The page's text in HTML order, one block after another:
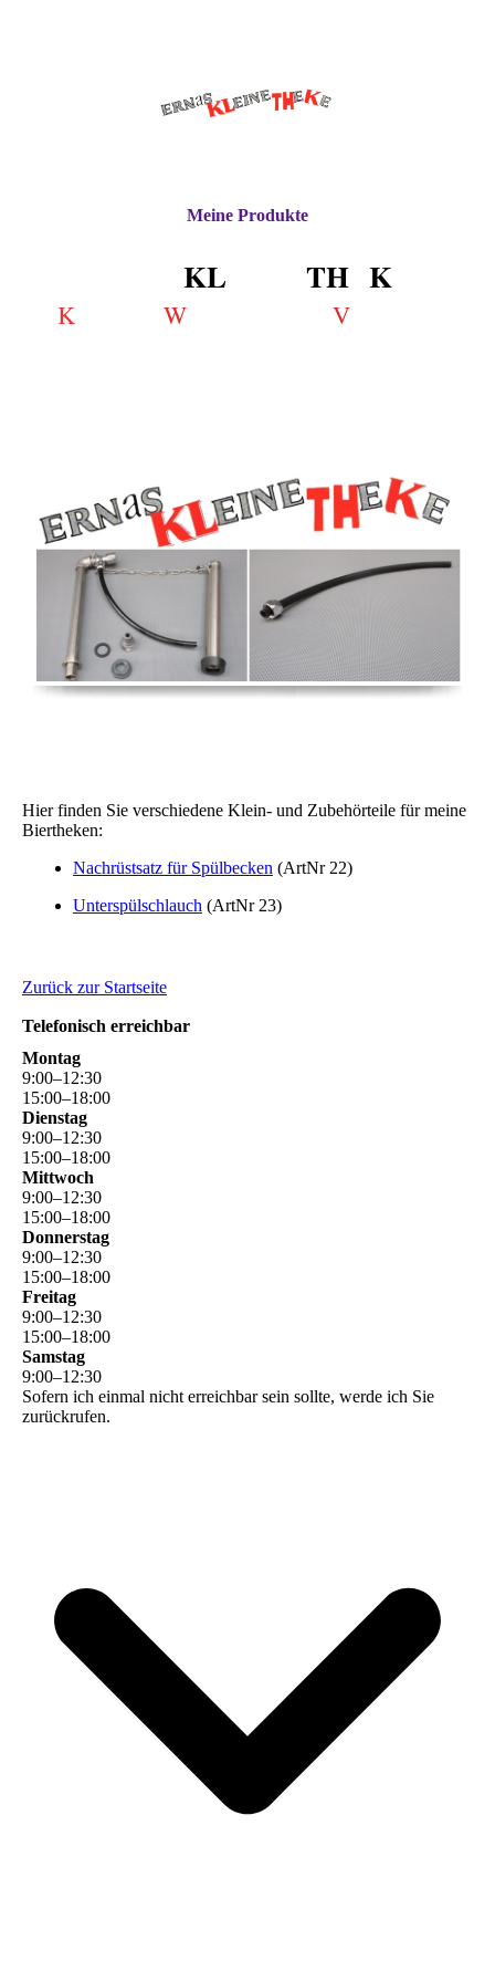
KL TH K
Kennen • Wertschätzen • Vertrauen
Meine Produkte
Hier finden Sie verschiedene Klein- und Zubehörteile für meine
Biertheken:
Nachrüstsatz für Spülbecken (ArtNr 22)
Unterspülschlauch (ArtNr 23)
Zurück zur Startseite
Telefonisch erreichbar
Montag
9:00–12:30
15:00–18:00
Dienstag
9:00–12:30
15:00–18:00
Mittwoch
9:00–12:30
15:00–18:00
Donnerstag
9:00–12:30
15:00–18:00
Freitag
9:00–12:30
15:00–18:00
Samstag
9:00–12:30
Sofern ich einmal nicht erreichbar sein sollte, werde ich Sie
zurückrufen.